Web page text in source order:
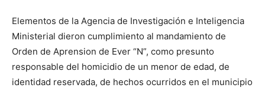
Elementos de la Agencia de Investigación e Inteligencia
Ministerial dieron cumplimiento al mandamiento de
Orden de Aprension de Ever “N”, como presunto
responsable del homicidio de un menor de edad, de
identidad reservada, de hechos ocurridos en el municipio